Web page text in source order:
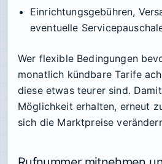
Einrichtungsgebühren,
eventuelle
Wer flexible Bedingungen
monatlich kündbare Tarife
diese etwas teurer sind.
Möglichkeit erhalten, erneut
sich die Marktpreise